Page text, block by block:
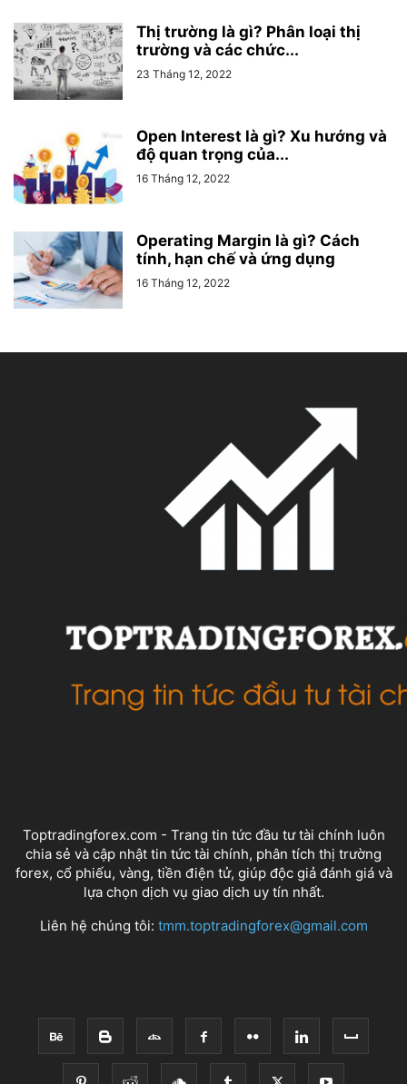
Thị trường là gì? Phân loại thị
trường và các chức...
23 Tháng 12, 2022
Open Interest là gì? Xu hướng và
độ quan trọng của...
16 Tháng 12, 2022
Operating Margin là gì? Cách
tính, hạn chế và ứng dụng
16 Tháng 12, 2022
Toptradingforex.com - Trang tin tức đầu tư tài chính luôn
chia sẻ và cập nhật tin tức tài chính, phân tích thị trường
forex, cổ phiếu, vàng, tiền điện tử, giúp độc giả đánh giá và
lựa chọn dịch vụ giao dịch uy tín nhất.
Liên hệ chúng tôi: tmm.toptradingforex@gmail.com